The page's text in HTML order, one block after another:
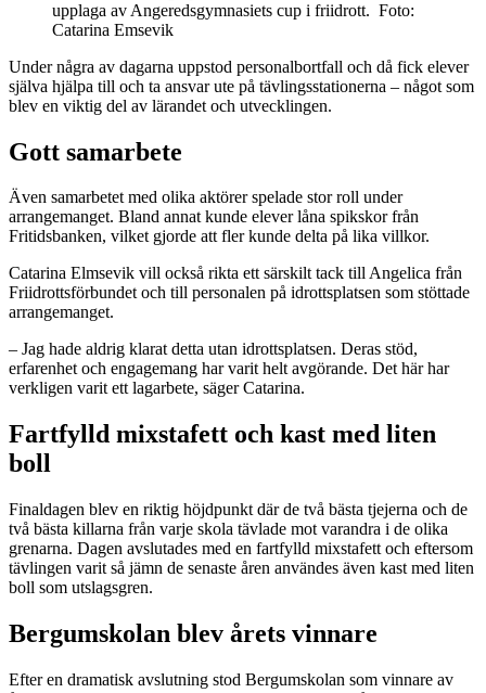
upplaga av Angeredsgymnasiets cup i friidrott. Foto:
Catarina Emsevik
Under några av dagarna uppstod personalbortfall och då fick elever
själva hjälpa till och ta ansvar ute på tävlingsstationerna – något som
blev en viktig del av lärandet och utvecklingen.
Gott samarbete
Även samarbetet med olika aktörer spelade stor roll under
arrangemanget. Bland annat kunde elever låna spikskor från
Fritidsbanken, vilket gjorde att fler kunde delta på lika villkor.
Catarina Elmsevik vill också rikta ett särskilt tack till Angelica från
Friidrottsförbundet och till personalen på idrottsplatsen som stöttade
arrangemanget.
– Jag hade aldrig klarat detta utan idrottsplatsen. Deras stöd,
erfarenhet och engagemang har varit helt avgörande. Det här har
verkligen varit ett lagarbete, säger Catarina.
Fartfylld mixstafett och kast med liten
boll
Finaldagen blev en riktig höjdpunkt där de två bästa tjejerna och de
två bästa killarna från varje skola tävlade mot varandra i de olika
grenarna. Dagen avslutades med en fartfylld mixstafett och eftersom
tävlingen varit så jämn de senaste åren användes även kast med liten
boll som utslagsgren.
Bergumskolan blev årets vinnare
Efter en dramatisk avslutning stod Bergumskolan som vinnare av